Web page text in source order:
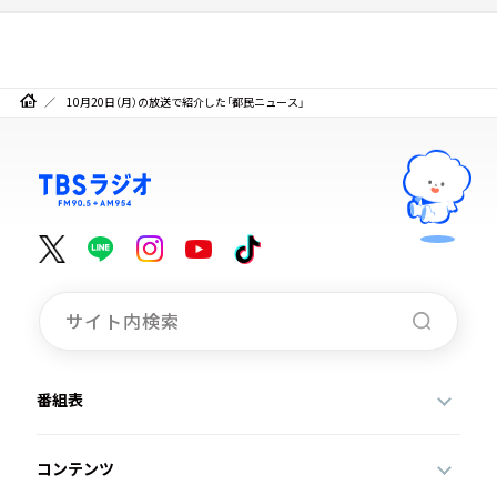
10月20日（月）の放送で紹介した「都民ニュース」
番組表
コンテンツ